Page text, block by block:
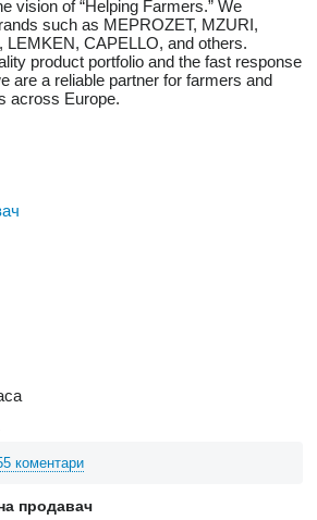
vision of “Helping Farmers.” We
such as MEPROZET, MZURI,
CAPELLO, and others.
product portfolio and the fast response
are a reliable partner for farmers and
across Europe.
коментари
продавач